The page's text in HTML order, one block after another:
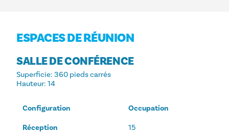
ESPACES DE RÉUNION
SALLE DE CONFÉRENCE
Superficie: 360 pieds carrés
Hauteur: 14
Configuration Occupation
Réception 15